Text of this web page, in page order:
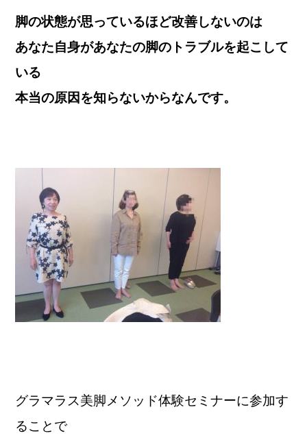
脚の状態が思っているほど改善しないのは
あなた自身があなたの脚のトラブルを起こして
いる
本当の原因を知らないからなんです。
グラマラス美脚メソッド体験セミナーに参加す
ることで